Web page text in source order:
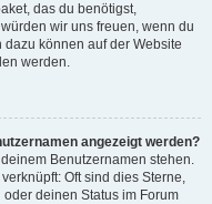
das du benötigst,
wir uns freuen, wenn du
können auf der Website
werden.
angezeigt werden?
Benutzernamen stehen.
Oft sind dies Sterne,
deinen Status im Forum